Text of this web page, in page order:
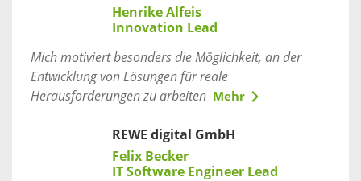
Henrike Alfeis
Innovation Lead
Mich motiviert besonders die Möglichkeit, an der
Entwicklung von Lösungen für reale
Herausforderungen zu arbeiten
Mehr
REWE digital GmbH
Felix Becker
IT Software Engineer Lead